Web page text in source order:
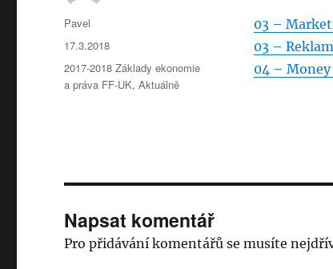
03 –
03 –
04 –
Autor:
Pavel
Publikováno:
17.3.2018
Rubriky:
2017-2018 Základy ekonomie
a práva FF-UK,Aktuálně
Napsat komentář
Pro přidávání komentářů se musíte